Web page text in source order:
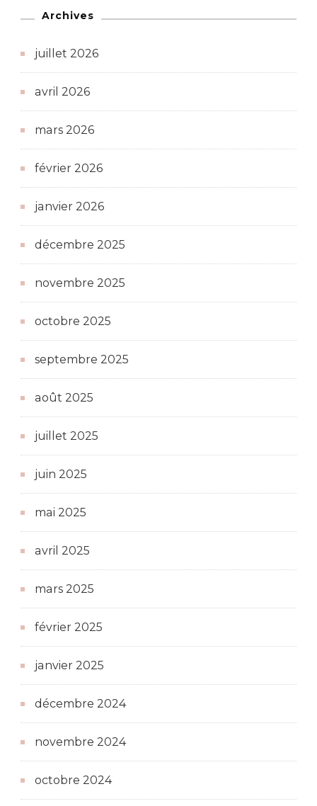
Archives
juillet 2026
avril 2026
mars 2026
février 2026
janvier 2026
décembre 2025
novembre 2025
octobre 2025
septembre 2025
août 2025
juillet 2025
juin 2025
mai 2025
avril 2025
mars 2025
février 2025
janvier 2025
décembre 2024
novembre 2024
octobre 2024